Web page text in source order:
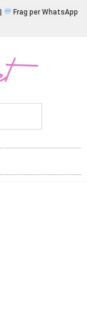
Frag per WhatsApp